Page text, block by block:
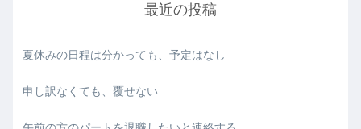
最近の投稿
夏休みの日程は分かっても、予定はなし
申し訳なくても、覆せない